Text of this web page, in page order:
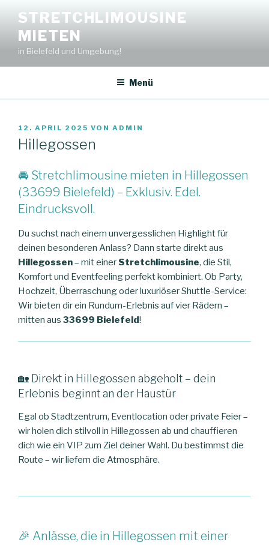
Inhalt
springen
STRETCHLIMOUSINE
MIETEN
in Bielefeld und Umgebung!
Menü
VERÖFFENTLICHT
AM
12. APRIL 2025 VON ADMIN
Hillegossen
🚘 Stretchlimousine mieten in Hillegossen
(33699 Bielefeld) – Exklusiv. Edel.
Eindrucksvoll.
Du suchst nach einem unvergesslichen Highlight für
deinen besonderen Anlass? Dann starte direkt aus
Hillegossen– mit einer Stretchlimousine, die Stil,
Komfort und Eventfeeling perfekt kombiniert. Ob Party,
Hochzeit, Überraschung oder luxuriöser Shuttle-Service:
Wir bieten dir ein Rundum-Erlebnis auf vier Rädern –
mitten aus 33699 Bielefeld!
🏡 Direkt in Hillegossen abgeholt – dein
Erlebnis beginnt an der Haustür
Egal ob Stadtzentrum, Eventlocation oder private Feier –
wir holen dich stilvoll in Hillegossen ab und chauffieren
dich wie ein VIP zum Ziel deiner Wahl. Du bestimmst die
Route – wir liefern die Atmosphäre.
🎉 Anlässe, die in Hillegossen mit einer